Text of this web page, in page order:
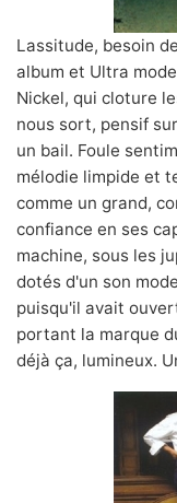
Lassitude, besoin
album et Ultra
Nickel, qui cloture
nous sort, pensif
un bail. Foule
mélodie limpide et
comme un grand,
confiance en ses
machine, sous les
dotés d'un son
puisqu'il avait
portant la marque
déjà ça, lumineux.